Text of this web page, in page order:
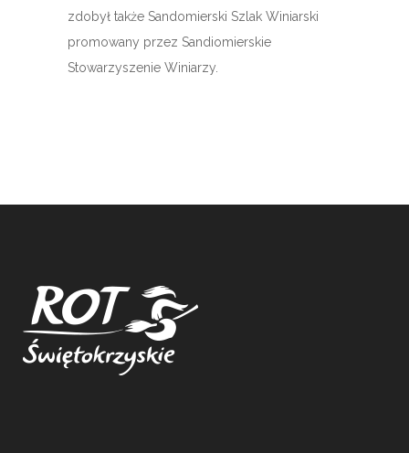
zdobył także Sandomierski Szlak Winiarski
promowany przez Sandiomierskie
Stowarzyszenie Winiarzy.